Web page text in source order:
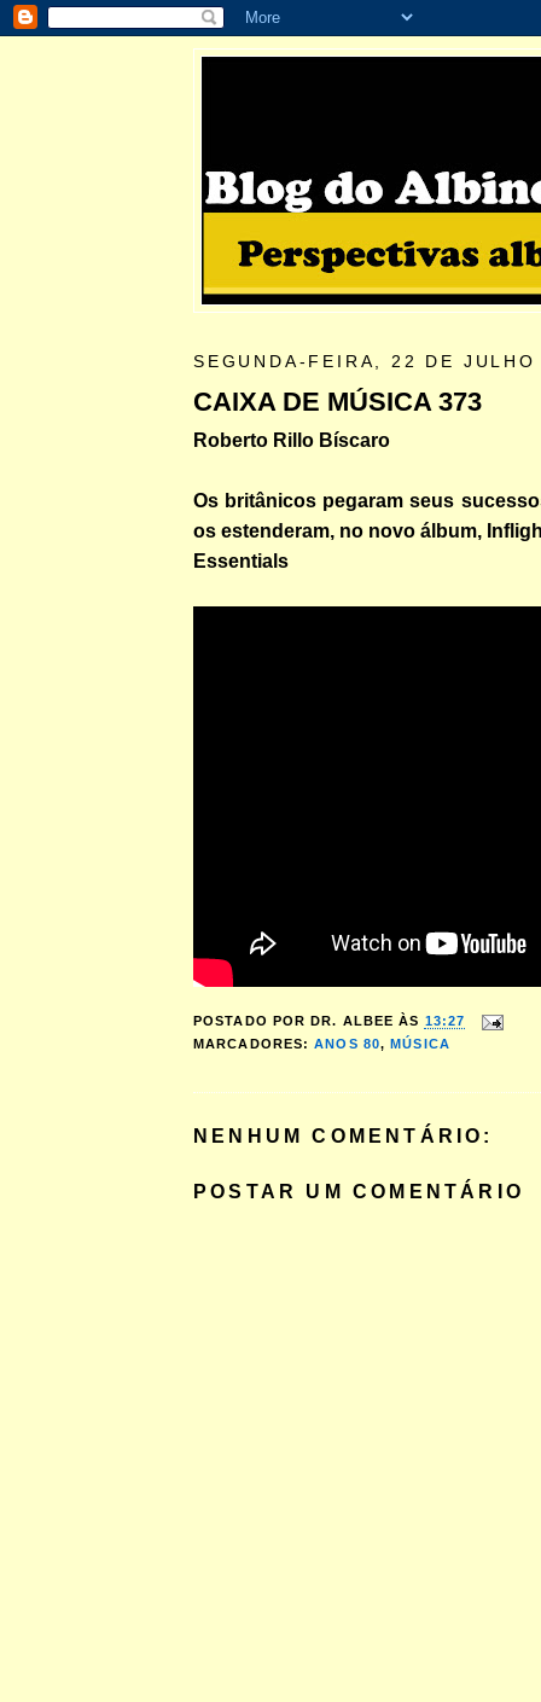
SEGUNDA-FEIRA, 22 DE
CAIXA DE MÚSICA 373
Roberto Rillo Bíscaro
Os britânicos pegaram seus
os estenderam, no novo álbum,
Essentials
POSTADO POR DR. ALBEE ÀS 13:27
MARCADORES:ANOS 80,MÚSICA
NENHUM COMENTÁRIO:
POSTAR UM COMENTÁRIO